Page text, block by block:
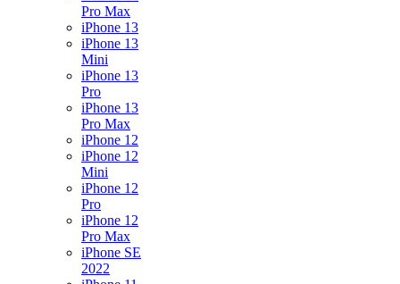
Pro Max
iPhone 13
iPhone 13
Mini
iPhone 13
Pro
iPhone 13
Pro Max
iPhone 12
iPhone 12
Mini
iPhone 12
Pro
iPhone 12
Pro Max
iPhone SE
2022